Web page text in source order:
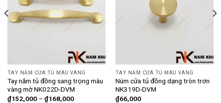
TAY NẮM CỬA TỦ MÀU VÀNG
Tay nắm tủ đồng sang trọng màu
vàng mờ NK022D-DVM
₫152,000– ₫168,000
TAY NẮM CỬA TỦ MÀU VÀNG
Núm cửa tủ đồng dạng tròn trơn
NK319D-DVM
₫66,000